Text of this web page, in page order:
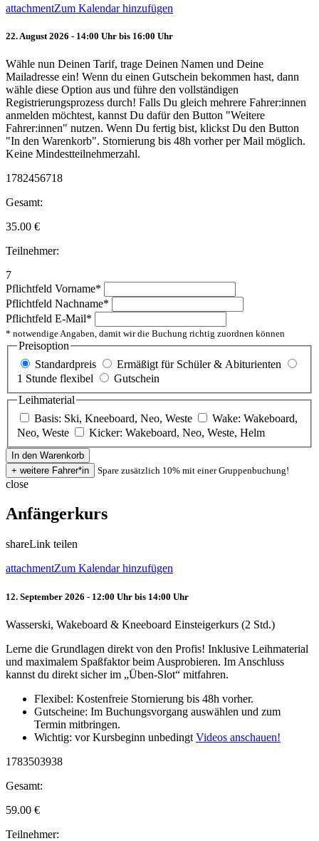
attachmentZum Kalendar hinzufügen
22. August 2026 - 14:00 Uhr bis 16:00 Uhr
Wähle nun Deinen Tarif, trage Deinen Namen und Deine
Mailadresse ein! Wenn du einen Gutschein bekommen hast, dann
wähle diese Option aus und führe den vollständigen
Registrierungsprozess durch! Falls Du gleich mehrere Fahrer:innen
anmelden möchtest, kannst Du dafür den Button "Weitere
Fahrer:innen" nutzen. Wenn Du fertig bist, klickst Du den Button
"In den Warenkorb". Stornierung bis 48h vorher per Mail möglich.
Keine Mindestteilnehmerzahl.
1782456718
Gesamt:
35.00 €
Teilnehmer:
7
Pflichtfeld Vorname*
Pflichtfeld Nachname*
Pflichtfeld E-Mail*
* notwendige Angaben, damit wir die Buchung richtig zuordnen können
Preisoption
Standardpreis
Ermäßigt für Schüler & Abiturienten
1 Stunde flexibel
Gutschein
Leihmaterial
Basis: Ski, Kneeboard, Neo, Weste
Wake: Wakeboard,
Neo, Weste
Kicker: Wakeboard, Neo, Weste, Helm
Spare zusätzlich 10% mit einer Gruppenbuchung!
close
Anfängerkurs
shareLink teilen
attachmentZum Kalendar hinzufügen
12. September 2026 - 12:00 Uhr bis 14:00 Uhr
Wasserski, Wakeboard & Kneeboard Einsteigerkurs (2 Std.)
Lerne die Grundlagen direkt von den Profis! Inklusive Leihmaterial
und maximalem Spaßfaktor beim Ausprobieren. Im Anschluss
kannst du direkt sicher im „Üben-Slot“ mitfahren.
Flexibel: Kostenfreie Stornierung bis 48h vorher.
Gutscheine: Im Buchungsvorgang auswählen und zum
Termin mitbringen.
Wichtig: vor Kursbeginn unbedingt Videos anschauen!
1783503938
Gesamt:
59.00 €
Teilnehmer: